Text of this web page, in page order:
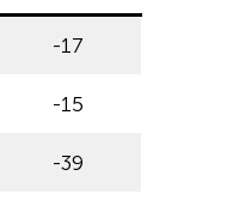
-17
-15
-39